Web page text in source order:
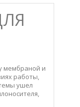
мембраной и
работы,
ушел